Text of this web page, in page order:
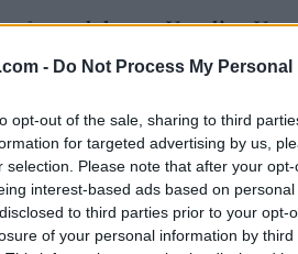
- Do Not Process My
opt-out of the sale, sharing to third
for targeted advertising by us,
selection. Please note that after your
interest-based ads based on
to third parties prior to your opt-
of your personal information by third
på standplass er Karoline
bare 3.3 sekunder mer en
Ser man på selve
sammenlagt.
samme sitt eget